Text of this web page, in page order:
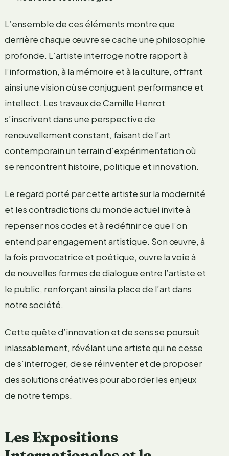
L’ensemble de ces éléments montre que
derrière chaque œuvre se cache une philosophie
profonde. L’artiste interroge notre rapport à
l’information, à la mémoire et à la culture, offrant
ainsi une vision où se conjuguent performance et
intellect. Les travaux de Camille Henrot
s’inscrivent dans une perspective de
renouvellement constant, faisant de l’art
contemporain un terrain d’expérimentation où
se rencontrent histoire, politique et innovation.
Le regard porté par cette artiste sur la modernité
et les contradictions du monde actuel invite à
repenser nos codes et à redéfinir ce que l’on
entend par engagement artistique. Son œuvre, à
la fois provocatrice et poétique, ouvre la voie à
de nouvelles formes de dialogue entre l’artiste et
le public, renforçant ainsi la place de l’art dans
notre société.
Cette quête d’innovation et de sens se poursuit
inlassablement, révélant une artiste qui ne cesse
de s’interroger, de se réinventer et de proposer
des solutions créatives pour aborder les enjeux
de notre temps.
Les Expositions